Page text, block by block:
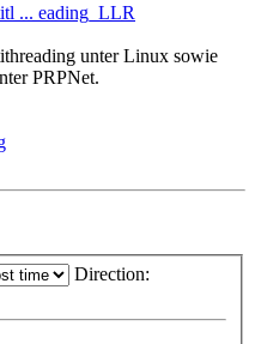
... eading_LLR
unter Linux sowie
PRPNet.
Direction: